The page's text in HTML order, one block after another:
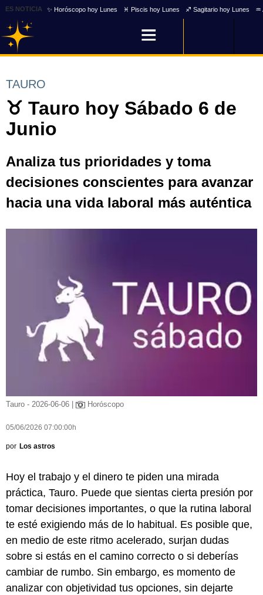
ES NOTICIA ✨ Horóscopo hoy Lunes ♓ Piscis hoy Lunes ♐ Sagitario hoy Lunes
TAURO
♉ Tauro hoy Sábado 6 de
Junio
Analiza tus prioridades y toma
decisiones conscientes para avanzar
hacia una vida laboral más auténtica
Tauro - 2026-06-06 | Horóscopo
05/06/2026 07:00:00h
por Los astros
Hoy el trabajo y el dinero te piden una mirada
práctica, Tauro. Puede que sientas cierta presión por
tomar decisiones importantes, o que la rutina laboral
te esté exigiendo más de lo habitual. Es posible que,
en medio de este ritmo acelerado, surjan dudas
sobre si estás en el camino correcto o si deberías
cambiar de rumbo. Sin embargo, es momento de
analizar con objetividad tus opciones, sin dejarte